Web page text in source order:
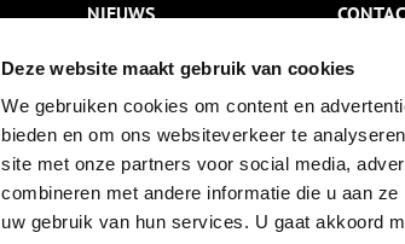
Deze website maakt gebruik van cookies
We gebruiken cookies om content en
bieden en om ons websiteverkeer te
site met onze partners voor social media,
combineren met andere informatie die u aan
uw gebruik van hun services. U gaat akkoord
NIEUWS
KALENDER
THEMA’S
ACTIVITEITEN
VIDEO’S